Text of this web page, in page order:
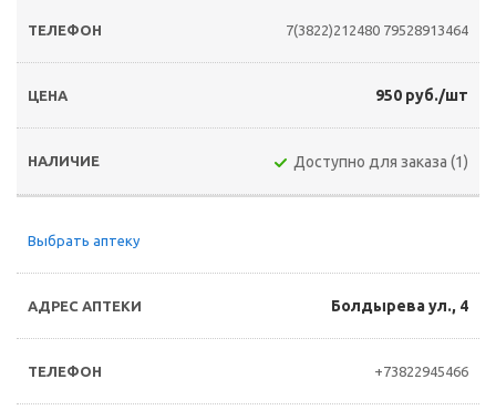
7(3822)212480 79528913464
950 руб./шт
Доступно для заказа (1)
Выбрать аптеку
Болдырева ул., 4
+73822945466